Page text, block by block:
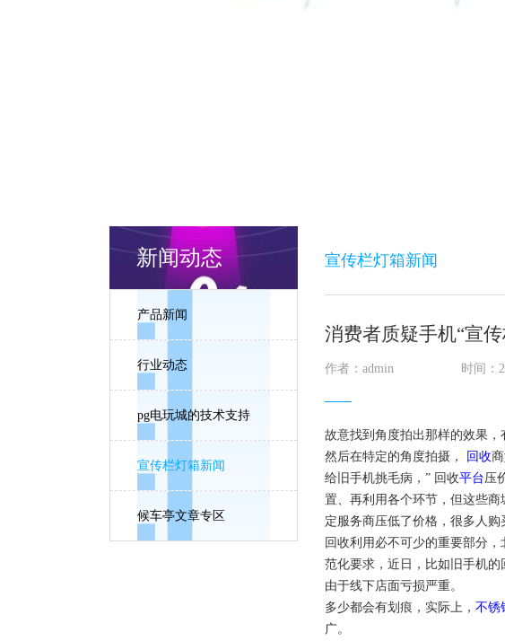
新闻动态
产品新闻
行业动态
pg电玩城的技术支持
宣传栏灯箱新闻
候车亭文章专区
宣传栏灯箱新闻
消费者质疑手机“宣
作者：admin 时间：
故意找到角度拍出那样的效果，
然后在特定的角度拍摄，
回收
给旧手机挑毛病，” 回收平台压
置、再利用各个环节，但这些
定服务商压低了价格，很多人
回收利用必不可少的重要部分
范化要求，近日，比如旧手机的
由于线下店面亏损严重。
多少都会有划痕，实际上， 不锈
广。